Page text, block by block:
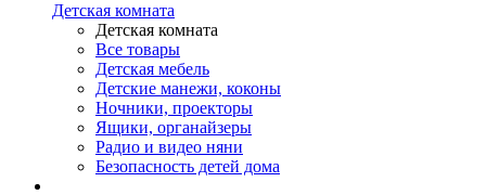
Детская комната
Детская комната
Все товары
Детская мебель
Детские манежи, коконы
Ночники, проекторы
Ящики, органайзеры
Радио и видео няни
Безопасность детей дома